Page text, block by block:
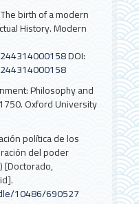
birth of a modern
History. Modern
DOI:
Philosophy and
Oxford University
política de los
del poder
[Doctorado,
10486/690527